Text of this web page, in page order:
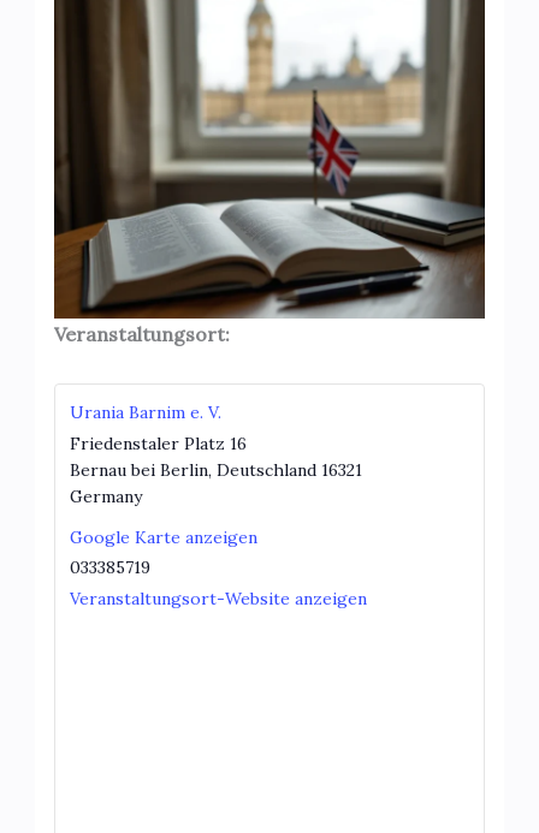
Veranstaltungsort:
Urania Barnim e. V.
Friedenstaler Platz 16
Bernau bei Berlin, Deutschland 16321
Germany
Google Karte anzeigen
033385719
Veranstaltungsort-Website anzeigen